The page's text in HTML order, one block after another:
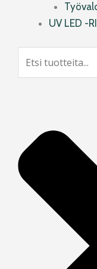
UV LED -